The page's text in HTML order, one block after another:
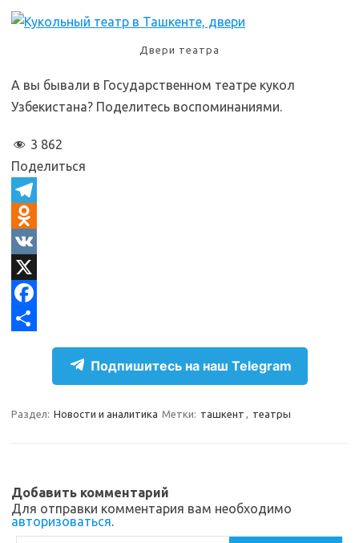
Двери театра
А вы бывали в Государственном театре кукол
Узбекистана? Поделитесь воспоминаниями.
3 862
Поделиться
T
e
e
g
O
d
n
o
s
i
k
V
KX
F
b
k
р
и
т
Подпишитесь на наш Telegram
Раздел: Новости и аналитика Метки: ташкент , театры
Добавить комментарий
Для отправки комментария вам необходимо
авторизоваться.